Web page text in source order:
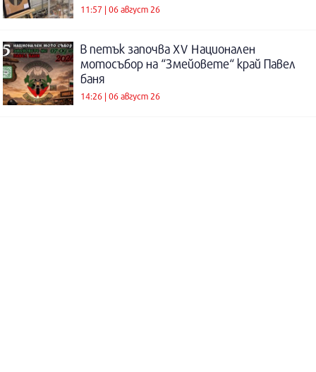
11:57 | 06 август 26
В петък започва XV Национален
мотосъбор на “Змейовете“ край Павел
баня
14:26 | 06 август 26